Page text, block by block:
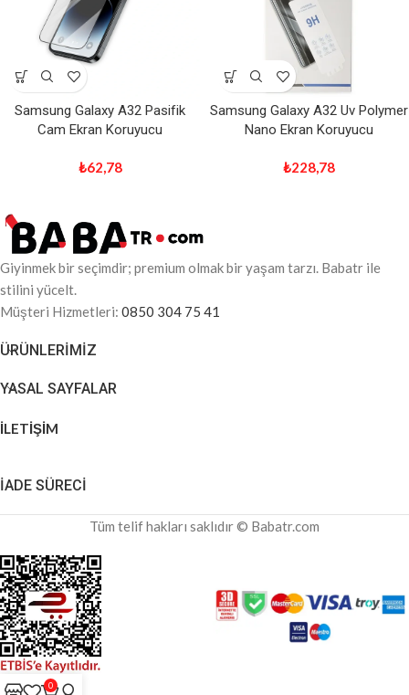
Samsung Galaxy A32 Pasifik
Cam Ekran Koruyucu
₺62,78
Samsung Galaxy A32 Uv Polymer
Nano Ekran Koruyucu
₺228,78
Giyinmek bir seçimdir; premium olmak bir yaşam tarzı. Babatr ile
stilini yücelt.
Müşteri Hizmetleri: 0850 304 75 41
ÜRÜNLERIMIZ
YASAL SAYFALAR
İLETİŞİM
İADE SÜRECİ
Tüm telif hakları saklıdır © Babatr.com
0